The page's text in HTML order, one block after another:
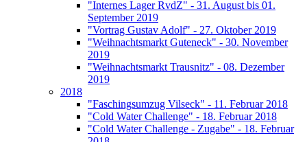
"Internes Lager RvdZ" - 31. August bis 01.
September 2019
"Vortrag Gustav Adolf" - 27. Oktober 2019
"Weihnachtsmarkt Guteneck" - 30. November
2019
"Weihnachtsmarkt Trausnitz" - 08. Dezember
2019
2018
"Faschingsumzug Vilseck" - 11. Februar 2018
"Cold Water Challenge" - 18. Februar 2018
"Cold Water Challenge - Zugabe" - 18. Februar